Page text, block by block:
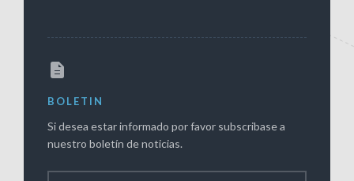
BOLETIN
Si desea estar informado por favor subscribase a
nuestro boletín de noticias.